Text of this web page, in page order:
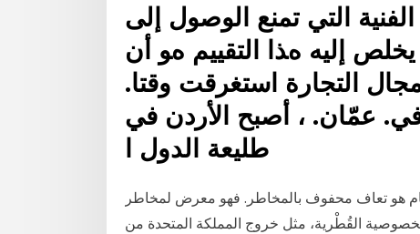
اﻟﺘﻲ ﺗﻤﻨﻊ اﻟﻮﺻﻮل إﻟﻰ
إﻟﻴﻪ هﺬا اﻟﺘﻘﻴﻴﻢ هﻮ أن
اﻟﺘﺠﺎرة اﺳﺘﻐﺮﻗﺖ وﻗﺘﺎ.
ﻋﻤّﺎن. ، أﺻﺒﺢ اﻷردن ﻓﻲ
ﻃﻠﻴﻌﺔ اﻟﺪول ا
هو تعاف محفوف بالمخاطر. فهو معرض لمخاطر
القُطْرية، مثل خروج المملكة المتحدة من